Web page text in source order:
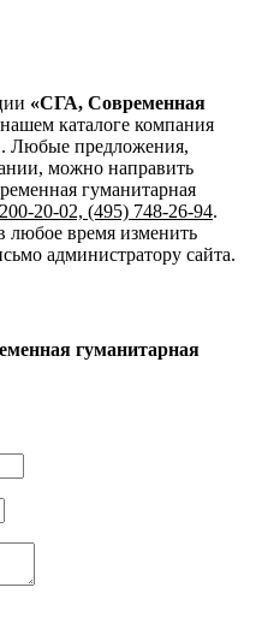
«СГА, Современная
каталоге компания
Любые предложения,
можно направить
гуманитарная
20-02, (495) 748-26-94.
любое время изменить
администратору сайта.
гуманитарная